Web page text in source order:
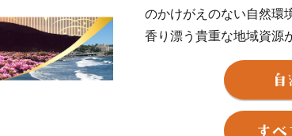
のかけがえのない自然環
香り漂う貴重な地域資源
湯河原町を訪れた人々に
まちづくりを応援するた
体の方々に、ささやかな